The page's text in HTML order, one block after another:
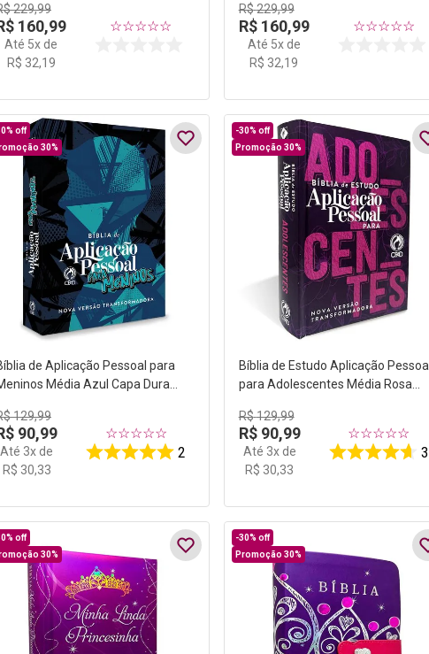
229,99
160,99
Até 5x de
R$ 32,19
☆☆☆☆☆
R$229,99
R$ 160,99
Até 5x de
R$ 32,19
☆☆☆☆☆
off
30%
de Aplicação Pessoal para
Média Azul Capa Dura
129,99
90,99
Até 3x de
R$ 30,33
☆☆☆☆☆
2
-30% off
Promoção 30%
Bíblia de Estudo Aplicação Pessoal
para Adolescentes Média Rosa
R$129,99
R$ 90,99
Até 3x de
R$ 30,33
☆☆☆☆☆
3
off
30%
-30% off
Promoção 30%